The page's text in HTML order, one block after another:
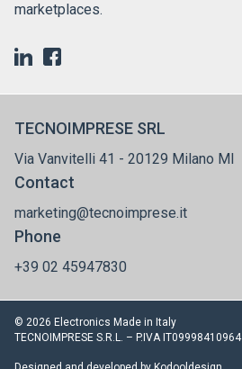
marketplaces.
TECNOIMPRESE SRL
Via Vanvitelli 41 - 20129 Milano MI
Contact
marketing@tecnoimprese.it
Phone
+39 02 45947830
© 2026 Electronics Made in Italy
TECNOIMPRESE S.R.L. – P.IVA IT09998410964